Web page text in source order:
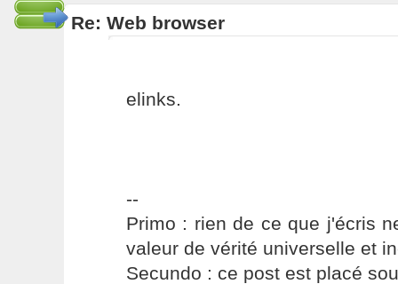
Re: Web browser
elinks.
--
Primo : rien de ce que j'écris
valeur de vérité universelle et
Secundo : ce post est placé